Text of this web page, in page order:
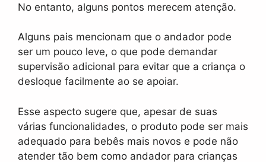
No entanto, alguns pontos merecem atenção.
Alguns pais mencionam que o andador pode
ser um pouco leve, o que pode demandar
supervisão adicional para evitar que a criança o
desloque facilmente ao se apoiar.
Esse aspecto sugere que, apesar de suas
várias funcionalidades, o produto pode ser mais
adequado para bebês mais novos e pode não
atender tão bem como andador para crianças